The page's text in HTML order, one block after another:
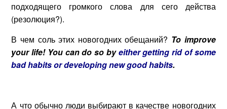
подходящего громкого слова для сего действа
(резолюция?).
В чем соль этих новогодних обещаний? To improve
your life! You can do so byeither getting rid of some
bad habits or developing new good habits.
А что обычно люди выбирают в качестве новогодних